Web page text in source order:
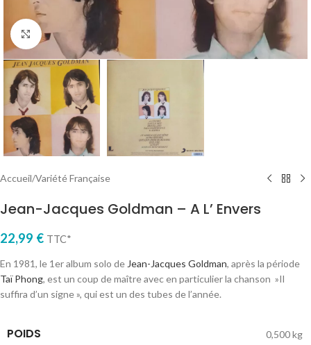
Cliquez pour agrandir
Accueil/Variété Française
Jean-Jacques Goldman – A L’ Envers
22,99 € TTC*
En 1981, le 1er album solo de Jean-Jacques Goldman, après la période
Taï Phong, est un coup de maître avec en particulier la chanson »Il
suffira d’un signe », qui est un des tubes de l’année.
POIDS 0,500 kg